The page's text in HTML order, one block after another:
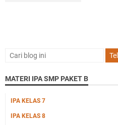
MATERI IPA SMP PAKET B
IPA KELAS 7
IPA KELAS 8